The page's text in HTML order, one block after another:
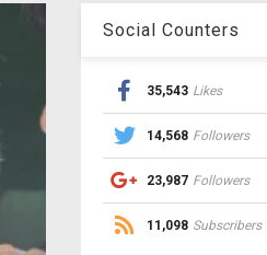
Social Counters
35,543 Likes
14,568 Followers
23,987 Followers
11,098 Subscribers